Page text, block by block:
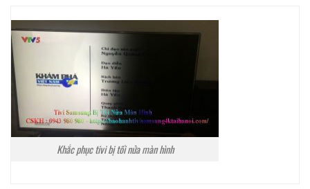
Khắc phục tivi bị tối nửa màn hình